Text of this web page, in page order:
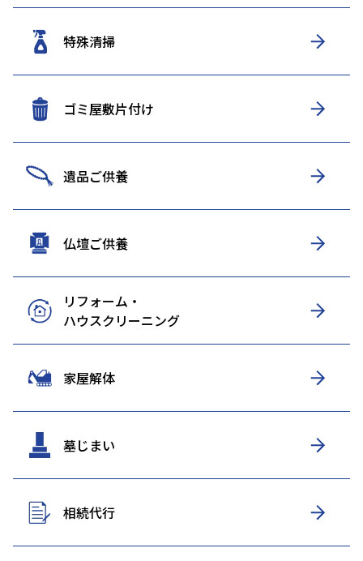
特殊清掃
ゴミ屋敷片付け
遺品ご供養
仏壇ご供養
リフォーム・
ハウスクリーニング
家屋解体
墓じまい
相続代行